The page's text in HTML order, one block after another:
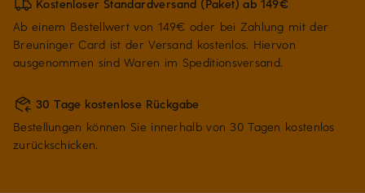
Kostenloser Standardversand (Paket) ab 149€
Ab einem Bestellwert von 149€ oder bei Zahlung mit der
Breuninger Card ist der Versand kostenlos. Hiervon
ausgenommen sind Waren im Speditionsversand.
30 Tage kostenlose Rückgabe
Bestellungen können Sie innerhalb von 30 Tagen kostenlos
zurückschicken.